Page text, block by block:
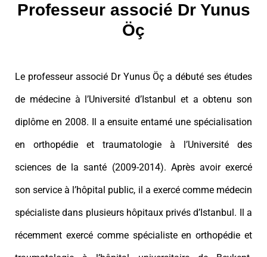
Professeur associé Dr Yunus
Öç
Le professeur associé Dr Yunus Öç a débuté ses études
de médecine à l’Université d’Istanbul et a obtenu son
diplôme en 2008. Il a ensuite entamé une spécialisation
en orthopédie et traumatologie à l’Université des
sciences de la santé (2009-2014). Après avoir exercé
son service à l’hôpital public, il a exercé comme médecin
spécialiste dans plusieurs hôpitaux privés d’Istanbul. Il a
récemment exercé comme spécialiste en orthopédie et